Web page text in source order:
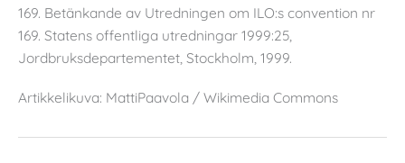
169. Betänkande av Utredningen om ILO:s convention nr
169. Statens offentliga utredningar 1999:25,
Jordbruksdepartementet, Stockholm, 1999.
Artikkelikuva: MattiPaavola / Wikimedia Commons